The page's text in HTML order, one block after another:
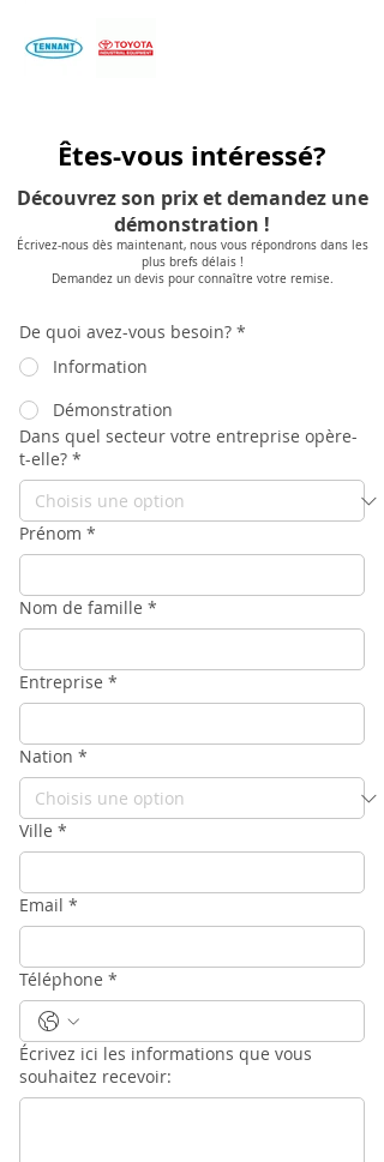
Êtes-vous intéressé?
Découvrez son prix et demandez une
démonstration !
Écrivez-nous dès maintenant, nous vous répondrons dans les
plus brefs délais !
Demandez un devis pour connaître votre remise.
De quoi avez-vous besoin? *
Information
Démonstration
Dans quel secteur votre entreprise opère-
t-elle? *
Prénom *
Nom de famille *
Entreprise *
Nation *
Ville *
Email *
Téléphone *
Écrivez ici les informations que vous
souhaitez recevoir: